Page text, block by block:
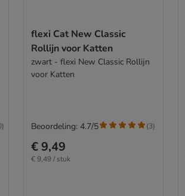
)
flexi Cat New Classic
Rollijn voor Katten
zwart - flexi New Classic Rollijn
voor Katten
€ 9,49
€ 9,49 / stuk
Beoordeling: 4.7/5 (3)